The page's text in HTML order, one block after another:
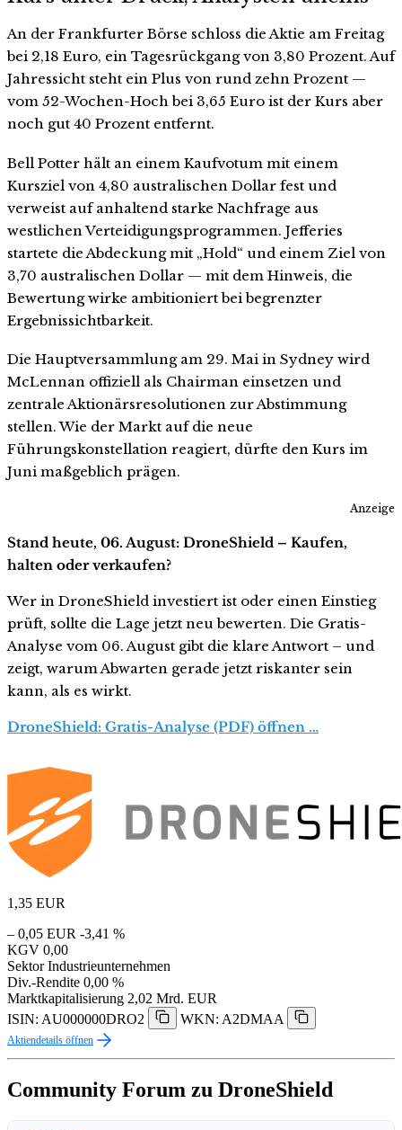
An der Frankfurter Börse schloss die Aktie am Freitag
bei 2,18 Euro, ein Tagesrückgang von 3,80 Prozent. Auf
Jahressicht steht ein Plus von rund zehn Prozent —
vom 52-Wochen-Hoch bei 3,65 Euro ist der Kurs aber
noch gut 40 Prozent entfernt.
Bell Potter hält an einem Kaufvotum mit einem
Kursziel von 4,80 australischen Dollar fest und
verweist auf anhaltend starke Nachfrage aus
westlichen Verteidigungsprogrammen. Jefferies
startete die Abdeckung mit „Hold“ und einem Ziel von
3,70 australischen Dollar — mit dem Hinweis, die
Bewertung wirke ambitioniert bei begrenzter
Ergebnissichtbarkeit.
Die Hauptversammlung am 29. Mai in Sydney wird
McLennan offiziell als Chairman einsetzen und
zentrale Aktionärsresolutionen zur Abstimmung
stellen. Wie der Markt auf die neue
Führungskonstellation reagiert, dürfte den Kurs im
Juni maßgeblich prägen.
Anzeige
Stand heute, 06. August: DroneShield – Kaufen,
halten oder verkaufen?
Wer in DroneShield investiert ist oder einen Einstieg
prüft, sollte die Lage jetzt neu bewerten. Die Gratis-
Analyse vom 06. August gibt die klare Antwort – und
zeigt, warum Abwarten gerade jetzt riskanter sein
kann, als es wirkt.
DroneShield: Gratis-Analyse (PDF) öffnen …
1,35 EUR
– 0,05 EUR -3,41 %
KGV 0,00
Sektor Industrieunternehmen
Div.-Rendite 0,00 %
Marktkapitalisierung 2,02 Mrd. EUR
ISIN: AU000000DRO2
WKN: A2DMAA
Aktiendetails öffnen
Community Forum zu DroneShield